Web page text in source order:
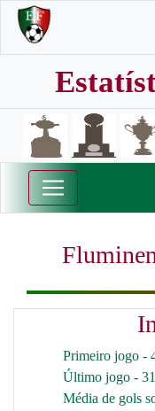
Primeiro jogo -
Último jogo -
Média de gols